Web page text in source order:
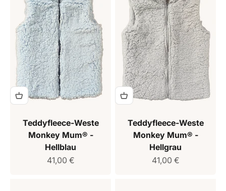
Teddyfleece-Weste
Monkey Mum® -
Hellblau
Verkaufspreis
41,00 €
Teddyfleece-Weste
Monkey Mum® -
Hellgrau
Verkaufspreis
41,00 €